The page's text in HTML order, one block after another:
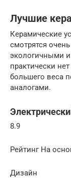
Лучшие
Керамические
смотрятся
экологичными
практически
большего веса
аналогами.
8.9
Рейтинг На
Дизайн